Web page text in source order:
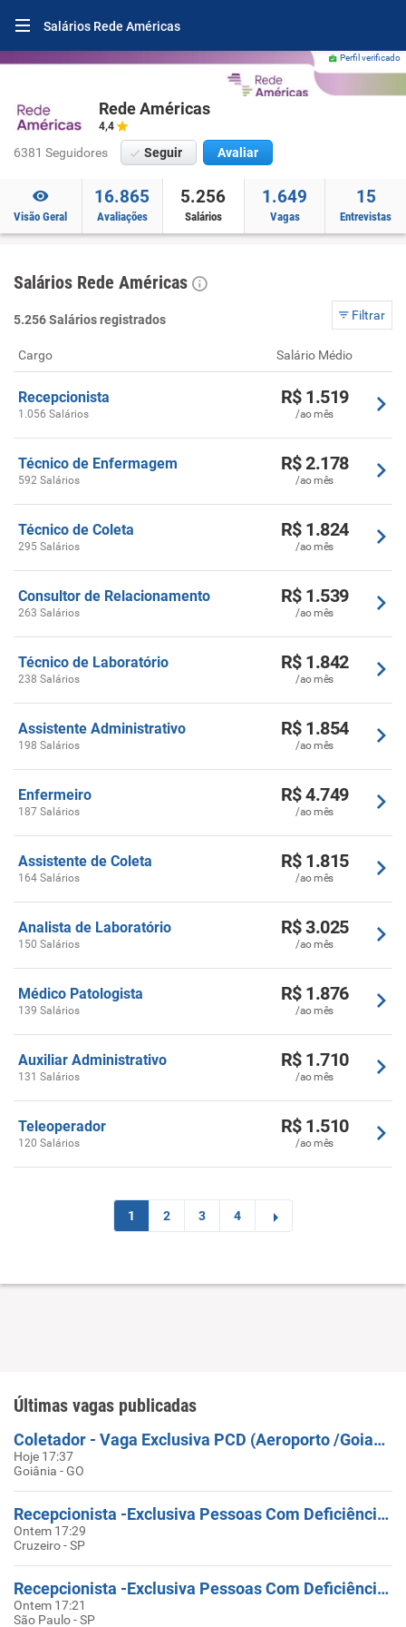
Salários Rede Américas
Perfil verificado
Rede Américas
4,4
6381 Seguidores Seguir Avaliar
Visão Geral
16.865
Avaliações
5.256
Salários
1.649
Vagas
15
Entrevistas
Salários Rede Américas
5.256 Salários registrados Filtrar
Cargo Salário Médio
Recepcionista
1.056 Salários
R$ 1.519
/ao mês
Técnico de Enfermagem
592 Salários
R$ 2.178
/ao mês
Técnico de Coleta
295 Salários
R$ 1.824
/ao mês
Consultor de Relacionamento
263 Salários
R$ 1.539
/ao mês
Técnico de Laboratório
238 Salários
R$ 1.842
/ao mês
Assistente Administrativo
198 Salários
R$ 1.854
/ao mês
Enfermeiro
187 Salários
R$ 4.749
/ao mês
Assistente de Coleta
164 Salários
R$ 1.815
/ao mês
Analista de Laboratório
150 Salários
R$ 3.025
/ao mês
Médico Patologista
139 Salários
R$ 1.876
/ao mês
Auxiliar Administrativo
131 Salários
R$ 1.710
/ao mês
Teleoperador
120 Salários
R$ 1.510
/ao mês
1 2 3 4
Últimas vagas publicadas
Coletador - Vaga Exclusiva PCD (Aeroporto /Goiania)
Hoje 17:37
Goiânia - GO
Recepcionista -Exclusiva Pessoas Com Deficiência - CRUZEIRO, SP
Ontem 17:29
Cruzeiro - SP
Recepcionista -Exclusiva Pessoas Com Deficiência - AV ANGELICA
Ontem 17:21
São Paulo - SP